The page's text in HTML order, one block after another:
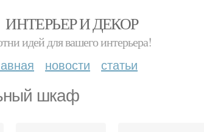
ИНТЕРЬЕР И ДЕКОР
идей для вашего интерьера!
новости статьи
шкаф